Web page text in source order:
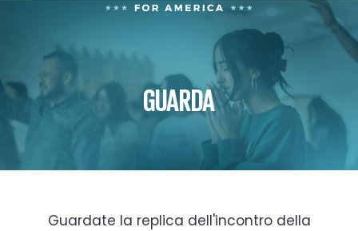
GUARDA
Guardate la replica dell'incontro della